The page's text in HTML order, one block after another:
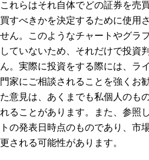
これらはそれ自体でどの証券を売
買すべきかを決定するために使用
せん。このようなチャートやグラ
していないため、それだけで投資
ん。実際に投資をする際には、ラ
門家にご相談されることを強くお
た意見は、あくまでも私個人のも
れることがあります。また、参照
トの発表日時点のものであり、市
更される可能性があります。